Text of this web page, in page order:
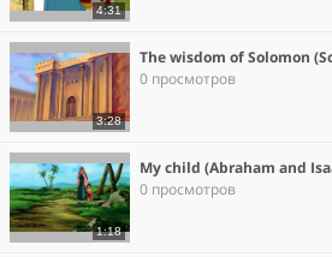
4:31
3:28
The wisdom of Solomon
0 просмотров
1:18
My child (Abraham and
0 просмотров